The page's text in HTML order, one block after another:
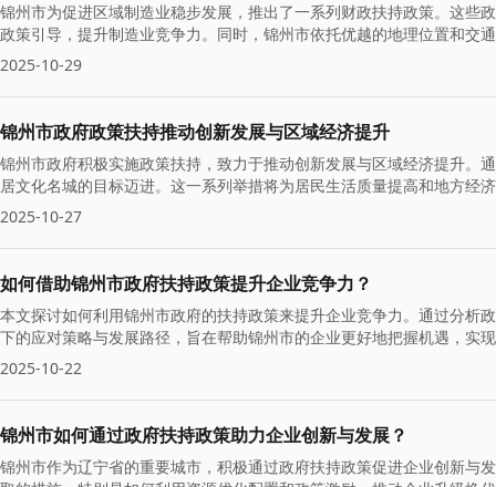
锦州市为促进区域制造业稳步发展，推出了一系列财政扶持政策。这些
政策引导，提升制造业竞争力。同时，锦州市依托优越的地理位置和交
2025-10-29
锦州市政府政策扶持推动创新发展与区域经济提升
锦州市政府积极实施政策扶持，致力于推动创新发展与区域经济提升。
居文化名城的目标迈进。这一系列举措将为居民生活质量提高和地方经
2025-10-27
如何借助锦州市政府扶持政策提升企业竞争力？
本文探讨如何利用锦州市政府的扶持政策来提升企业竞争力。通过分析
下的应对策略与发展路径，旨在帮助锦州市的企业更好地把握机遇，实
2025-10-22
锦州市如何通过政府扶持政策助力企业创新与发展？
锦州市作为辽宁省的重要城市，积极通过政府扶持政策促进企业创新与